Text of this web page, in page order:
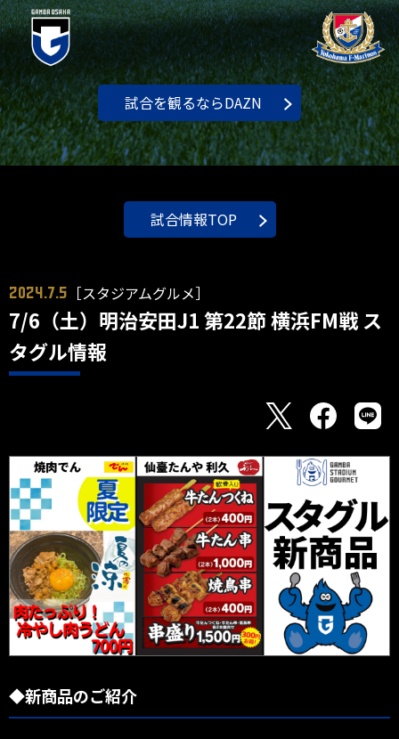
試合を観るならDAZN
試合情報TOP
2024.7.5 ［スタジアムグルメ］
7/6（土）明治安田J1 第22節 横浜FM戦 ス
タグル情報
◆新商品のご紹介